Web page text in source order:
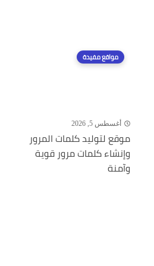
مواقع مفيدة
أغسطس 5, 2026
موقع لتوليد كلمات المرور
وإنشاء كلمات مرور قوية
وآمنة